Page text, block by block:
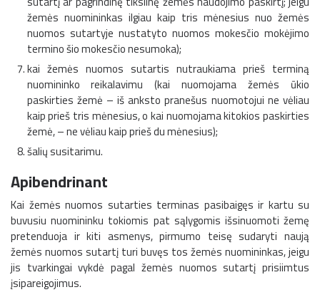
žemės nuomininkas ilgiau kaip tris mėnesius nuo žemės
nuomos sutartyje nustatyto nuomos mokesčio mokėjimo
termino šio mokesčio nesumoka);
kai žemės nuomos sutartis nutraukiama prieš terminą
nuomininko reikalavimu (kai nuomojama žemės ūkio
paskirties žemė – iš anksto pranešus nuomotojui ne vėliau
kaip prieš tris mėnesius, o kai nuomojama kitokios paskirties
žemė, – ne vėliau kaip prieš du mėnesius);
šalių susitarimu.
Apibendrinant
Kai žemės nuomos sutarties terminas pasibaigęs ir kartu su
buvusiu nuomininku tokiomis pat sąlygomis išsinuomoti žemę
pretenduoja ir kiti asmenys, pirmumo teisę sudaryti naują
žemės nuomos sutartį turi buvęs tos žemės nuomininkas, jeigu
jis tvarkingai vykdė pagal žemės nuomos sutartį prisiimtus
įsipareigojimus.